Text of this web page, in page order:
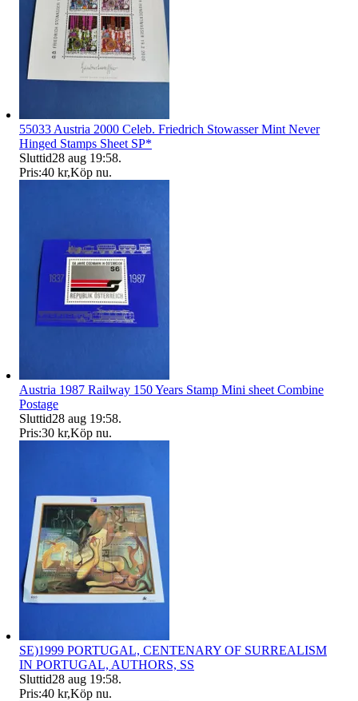
55033 Austria 2000 Celeb. Friedrich Stowasser Mint Never
Hinged Stamps Sheet SP*
Sluttid28 aug 19:58.
Pris:40 kr,Köp nu.
Austria 1987 Railway 150 Years Stamp Mini sheet Combine
Postage
Sluttid28 aug 19:58.
Pris:30 kr,Köp nu.
SE)1999 PORTUGAL, CENTENARY OF SURREALISM
IN PORTUGAL, AUTHORS, SS
Sluttid28 aug 19:58.
Pris:40 kr,Köp nu.